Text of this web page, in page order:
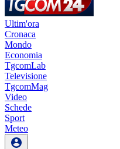
Ultim'ora
Cronaca
Mondo
Economia
TgcomLab
Televisione
TgcomMag
Video
Schede
Sport
Meteo